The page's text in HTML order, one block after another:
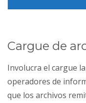
Cargue de
Involucra el cargue
operadores de
que los archivos